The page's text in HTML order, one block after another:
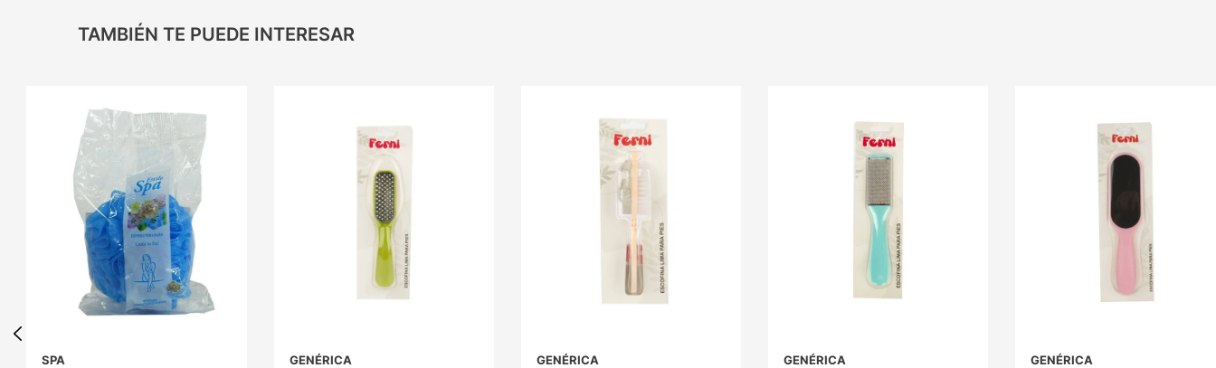
TAMBIÉN TE PUEDE INTERESAR
SPA GENÉRICA GENÉRICA GENÉRICA GENÉRICA